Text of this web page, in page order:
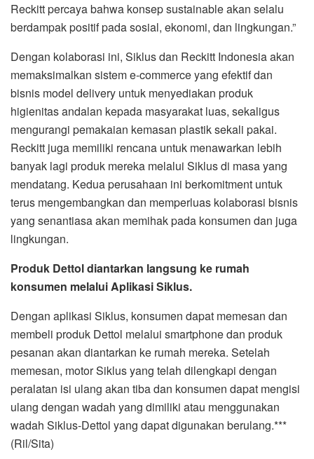
Reckitt percaya bahwa konsep sustainable akan selalu
berdampak positif pada sosial, ekonomi, dan lingkungan.”
Dengan kolaborasi ini, Siklus dan Reckitt Indonesia akan
memaksimalkan sistem e-commerce yang efektif dan
bisnis model delivery untuk menyediakan produk
higienitas andalan kepada masyarakat luas, sekaligus
mengurangi pemakaian kemasan plastik sekali pakai.
Reckitt juga memiliki rencana untuk menawarkan lebih
banyak lagi produk mereka melalui Siklus di masa yang
mendatang. Kedua perusahaan ini berkomitment untuk
terus mengembangkan dan memperluas kolaborasi bisnis
yang senantiasa akan memihak pada konsumen dan juga
lingkungan.
Produk Dettol diantarkan langsung ke rumah
konsumen melalui Aplikasi Siklus.
Dengan aplikasi Siklus, konsumen dapat memesan dan
membeli produk Dettol melalui smartphone dan produk
pesanan akan diantarkan ke rumah mereka. Setelah
memesan, motor Siklus yang telah dilengkapi dengan
peralatan isi ulang akan tiba dan konsumen dapat mengisi
ulang dengan wadah yang dimiliki atau menggunakan
wadah Siklus-Dettol yang dapat digunakan berulang.***
(Ril/Sita)